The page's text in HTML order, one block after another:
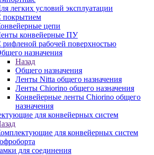
легких условий эксплуатации
покрытием
цепи
конвейерные ПУ
рифленой рабочей поверхностью
назначения
Назад
Общего назначения
Ленты Nitta общего назначения
Ленты Chiorino общего назначения
Конвейерные ленты Chiorino общего
назначения
для конвейерных систем
для конвейерных систем
для соединения